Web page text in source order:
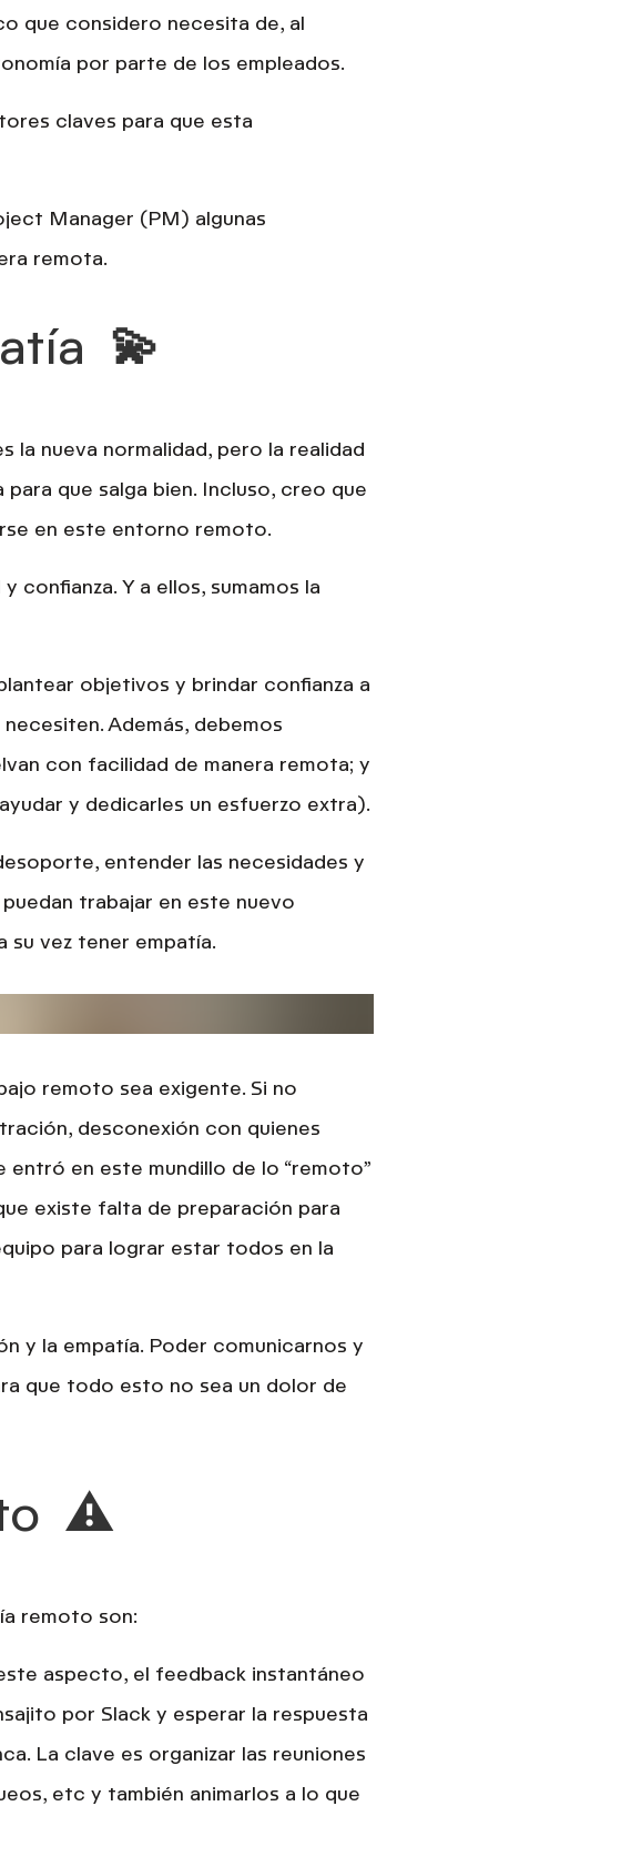
que considero necesita de, al
por parte de los empleados.
claves para que esta
Manager (PM) algunas
remota.
💫
la nueva normalidad, pero la realidad
que salga bien. Incluso, creo que
en este entorno remoto.
confianza. Y a ellos, sumamos la
objetivos y brindar confianza a
Además, debemos
con facilidad de manera remota; y
y dedicarles un esfuerzo extra).
entender las necesidades y
puedan trabajar en este nuevo
su vez tener empatía.
remoto sea exigente. Si no
desconexión con quienes
en este mundillo de lo “remoto”
existe falta de preparación para
para lograr estar todos en la
y la empatía. Poder comunicarnos y
que todo esto no sea un dolor de
⚠️
remoto son:
aspecto, el feedback instantáneo
por Slack y esperar la respuesta
La clave es organizar las reuniones
etc y también animarlos a lo que